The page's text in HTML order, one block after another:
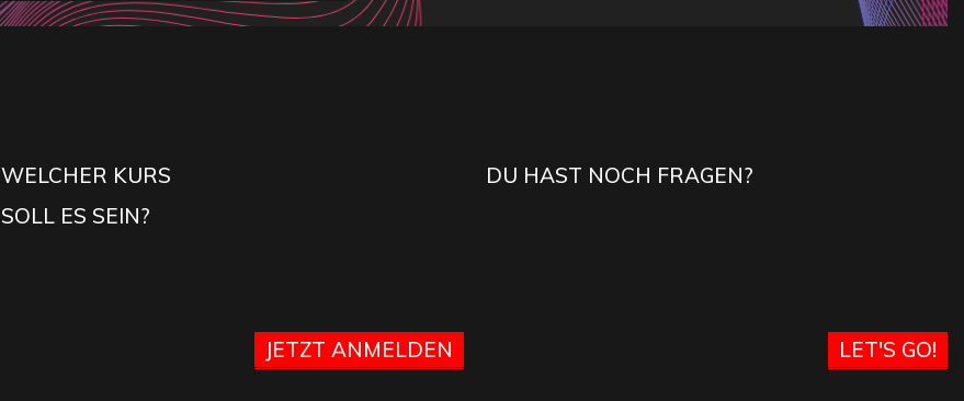
WELCHER KURS
SOLL ES SEIN?
JETZT ANMELDEN
DU HAST NOCH FRAGEN?
LET'S GO!